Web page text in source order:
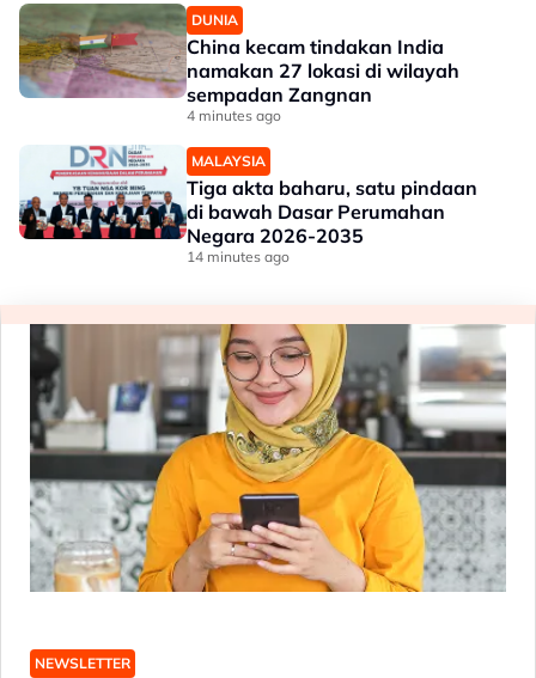
DUNIA
China kecam tindakan India
namakan 27 lokasi di wilayah
sempadan Zangnan
4 minutes ago
MALAYSIA
Tiga akta baharu, satu pindaan
di bawah Dasar Perumahan
Negara 2026-2035
14 minutes ago
NEWSLETTER